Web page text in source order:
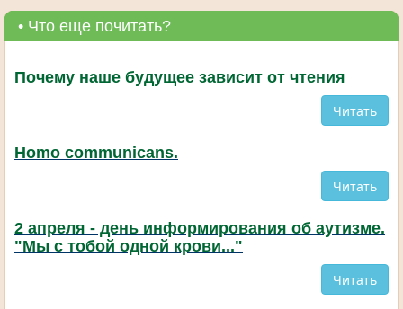
• Что еще почитать?
Почему наше будущее зависит от чтения
Читать
Homo communicans.
Читать
2 апреля - день информирования об аутизме.
"Мы с тобой одной крови..."
Читать